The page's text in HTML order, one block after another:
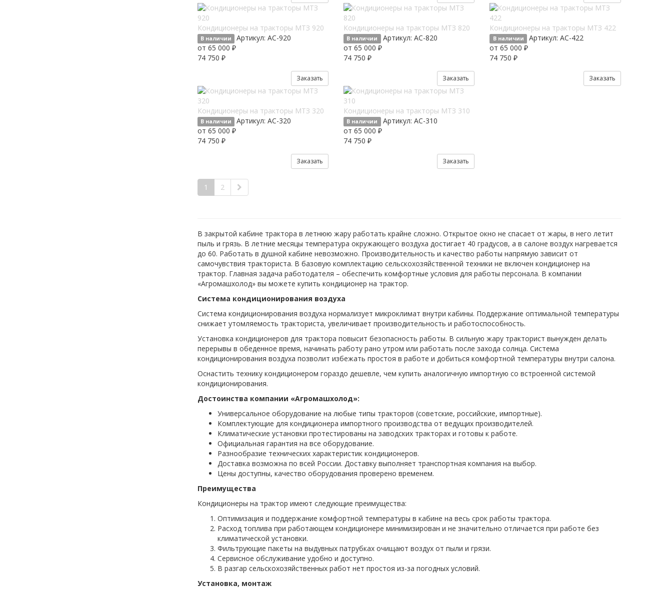
Кондиционеры на тракторы МТЗ 920
В наличии Артикул:AC-920
от 65 000 ₽
74 750 ₽
Заказать
Кондиционеры на тракторы МТЗ 820
В наличии Артикул: AC-820
от 65 000 ₽
74 750 ₽
Заказать
Кондиционеры на тракторы МТЗ 422
В наличии Артикул:AC-422
от 65 000 ₽
74 750 ₽
Заказать
Кондиционеры на тракторы МТЗ 320
В наличии Артикул:AC-320
от 65 000 ₽
74 750 ₽
Заказать
Кондиционеры на тракторы МТЗ 310
В наличии Артикул: AC-310
от 65 000 ₽
74 750 ₽
Заказать
1 2
В закрытой кабине трактора в летнюю жару работать крайне сложно. Открытое окно не спасает от жары, в него летит
пыль и грязь. В летние месяцы температура окружающего воздуха достигает 40 градусов, а в салоне воздух нагревается
до 60. Работать в душной кабине невозможно. Производительность и качество работы напрямую зависит от
самочувствия тракториста. В базовую комплектацию сельскохозяйственной техники не включен кондиционер на
трактор. Главная задача работодателя – обеспечить комфортные условия для работы персонала. В компании
«Агромашхолод» вы можете купить кондиционер на трактор.
Система кондиционирования воздуха
Система кондиционирования воздуха нормализует микроклимат внутри кабины. Поддержание оптимальной температуры
снижает утомляемость тракториста, увеличивает производительность и работоспособность.
Установка кондиционеров для трактора повысит безопасность работы. В сильную жару тракторист вынужден делать
перерывы в обеденное время, начинать работу рано утром или работать после захода солнца. Система
кондиционирования воздуха позволит избежать простоя в работе и добиться комфортной температуры внутри салона.
Оснастить технику кондиционером гораздо дешевле, чем купить аналогичную импортную со встроенной системой
кондиционирования.
Достоинства компании «Агромашхолод»:
Универсальное оборудование на любые типы тракторов (советские, российские, импортные).
Комплектующие для кондиционера импортного производства от ведущих производителей.
Климатические установки протестированы на заводских тракторах и готовы к работе.
Официальная гарантия на все оборудование.
Разнообразие технических характеристик кондиционеров.
Доставка возможна по всей России. Доставку выполняет транспортная компания на выбор.
Цены доступны, качество оборудования проверено временем.
Преимущества
Кондиционеры на трактор имеют следующие преимущества:
Оптимизация и поддержание комфортной температуры в кабине на весь срок работы трактора.
Расход топлива при работающем кондиционере минимизирован и не значительно отличается при работе без
климатической установки.
Фильтрующие пакеты на выдувных патрубках очищают воздух от пыли и грязи.
Сервисное обслуживание удобно и доступно.
В разгар сельскохозяйственных работ нет простоя из-за погодных условий.
Установка, монтаж